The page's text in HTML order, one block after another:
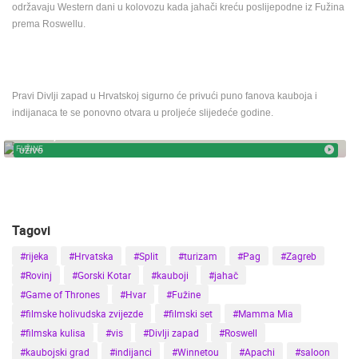
KATEGORIJE KAMERA
DOGAĐANJA I ZANIMLJIVOSTI TRANSPORT I PROMET
održavaju Western dani u kolovozu kada jahači kreću poslijepodne iz Fužina
prema Roswellu.
Pravi Divlji zapad u Hrvatskoj sigurno će privući puno fanova kauboja i
indijanaca te se ponovno otvara u proljeće slijedeće godine.
UŽIVO
FUŽINE
Tagovi
#rijeka #Hrvatska #Split #turizam #Pag
#Zagreb
#Rovinj
#Gorski Kotar #kauboji
#jahač
#Game of Thrones
#Hvar
#Fužine
#filmske holivudska zvijezde
#filmski set
#Mamma Mia
#filmska kulisa
#vis #Divlji zapad
#Roswell
#kaubojski grad
#indijanci #Winnetou #Apachi
#saloon